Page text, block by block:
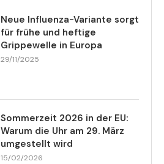
Neue Influenza-Variante sorgt
für frühe und heftige
Grippewelle in Europa
29/11/2025
Sommerzeit 2026 in der EU:
Warum die Uhr am 29. März
umgestellt wird
15/02/2026